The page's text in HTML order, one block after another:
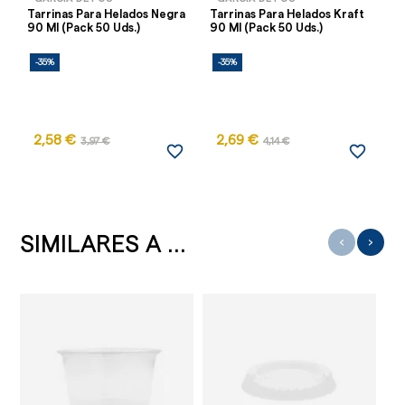
Tarrinas Para Helados Negra
90 Ml (Pack 50 Uds.)
-35%
2,58 € 3,97 €
favorite_border
Tarrinas Para Helados Kraft
90 Ml (Pack 50 Uds.)
-35%
2,69 € 4,14 €
favorite_border
SIMILARES A ... ‹ ›